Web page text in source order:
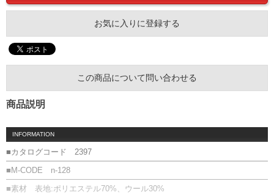
お気に入りに登録する
この商品について問い合わせる
商品説明
INFORMATION
■カタログコード 2397
■M-CODE n-128
■素材 表地:ポリエステル70%、ウール30%